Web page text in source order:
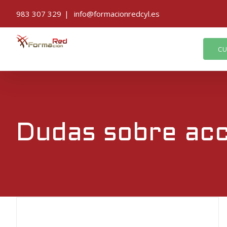
contenido
983 307 329 | info@formacionredcyl.es
Dudas sobre